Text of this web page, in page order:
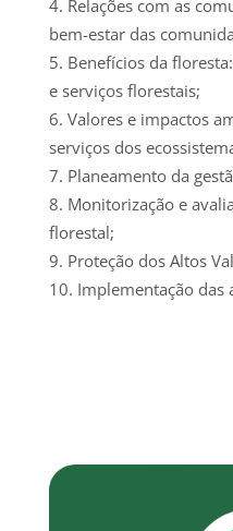
Relações com as
bem-estar das
Benefícios da
e serviços florestais;
Valores e impactos
serviços dos
Planeamento da
Monitorização e
florestal;
Proteção dos Altos
Implementação das